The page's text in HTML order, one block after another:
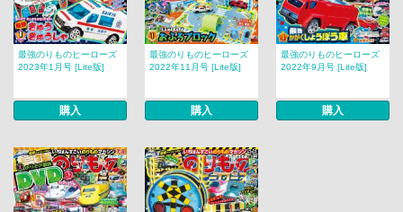
最強のりものヒーローズ
2023年1月号 [Lite版]
購入
最強のりものヒーローズ
2022年11月号 [Lite版]
購入
最強のりものヒーローズ
2022年9月号 [Lite版]
購入